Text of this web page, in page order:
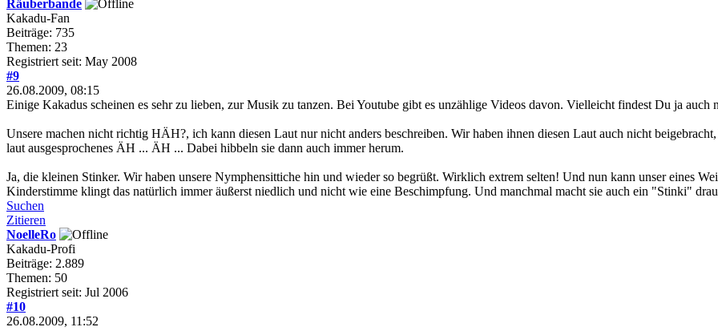
Räuberbande
Kakadu-Fan
Beiträge: 735
Themen: 23
Registriert seit: May 2008
#9
26.08.2009, 08:15
Einige Kakadus scheinen es sehr zu lieben, zur Musik zu tanzen. Bei Youtube gibt es unzählige Videos davon. Vielleicht findest Du ja auch
Unsere machen nicht richtig HÄH?, ich kann diesen Laut nur nicht anders beschreiben. Wir haben ihnen diesen Laut auch nicht
laut ausgesprochenes ÄH ... ÄH ... Dabei hibbeln sie dann auch immer herum.
Ja, die kleinen Stinker. Wir haben unsere Nymphensittiche hin und wieder so begrüßt. Wirklich extrem selten! Und nun kann unser eines
Kinderstimme klingt das natürlich immer äußerst niedlich und nicht wie eine Beschimpfung. Und manchmal macht sie auch ein "Stinki"
Suchen
Zitieren
NoelleRo
Kakadu-Profi
Beiträge: 2.889
Themen: 50
Registriert seit: Jul 2006
#10
26.08.2009, 11:52